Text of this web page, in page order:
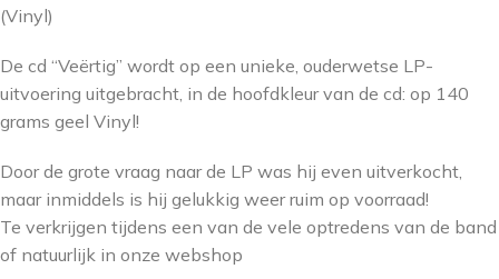
(Vinyl)
De cd “Veërtig” wordt op een unieke, ouderwetse LP-
uitvoering uitgebracht, in de hoofdkleur van de cd: op 140
grams geel Vinyl!
Door de grote vraag naar de LP was hij even uitverkocht,
maar inmiddels is hij gelukkig weer ruim op voorraad!
Te verkrijgen tijdens een van de vele optredens van de band
of natuurlijk in onze webshop